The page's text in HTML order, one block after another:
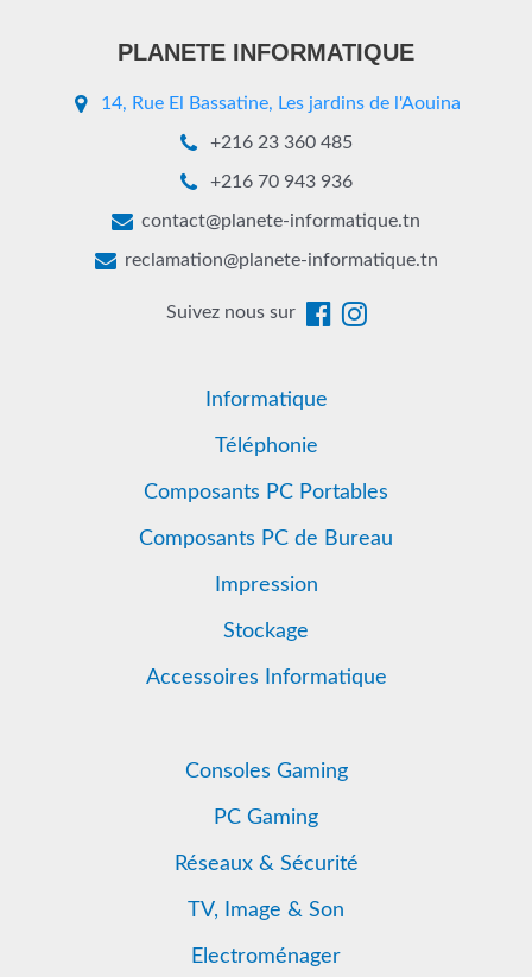
PLANETE INFORMATIQUE
14, Rue El Bassatine, Les jardins de l'Aouina
+216 23 360 485
+216 70 943 936
contact@planete-informatique.tn
reclamation@planete-informatique.tn
Suivez nous sur
Informatique
Téléphonie
Composants PC Portables
Composants PC de Bureau
Impression
Stockage
Accessoires Informatique
Consoles Gaming
PC Gaming
Réseaux & Sécurité
TV, Image & Son
Electroménager